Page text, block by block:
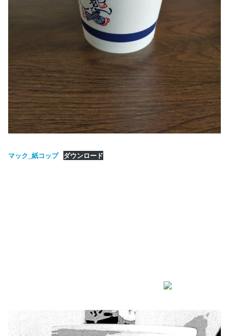
マック_紙コップ ダウンロード